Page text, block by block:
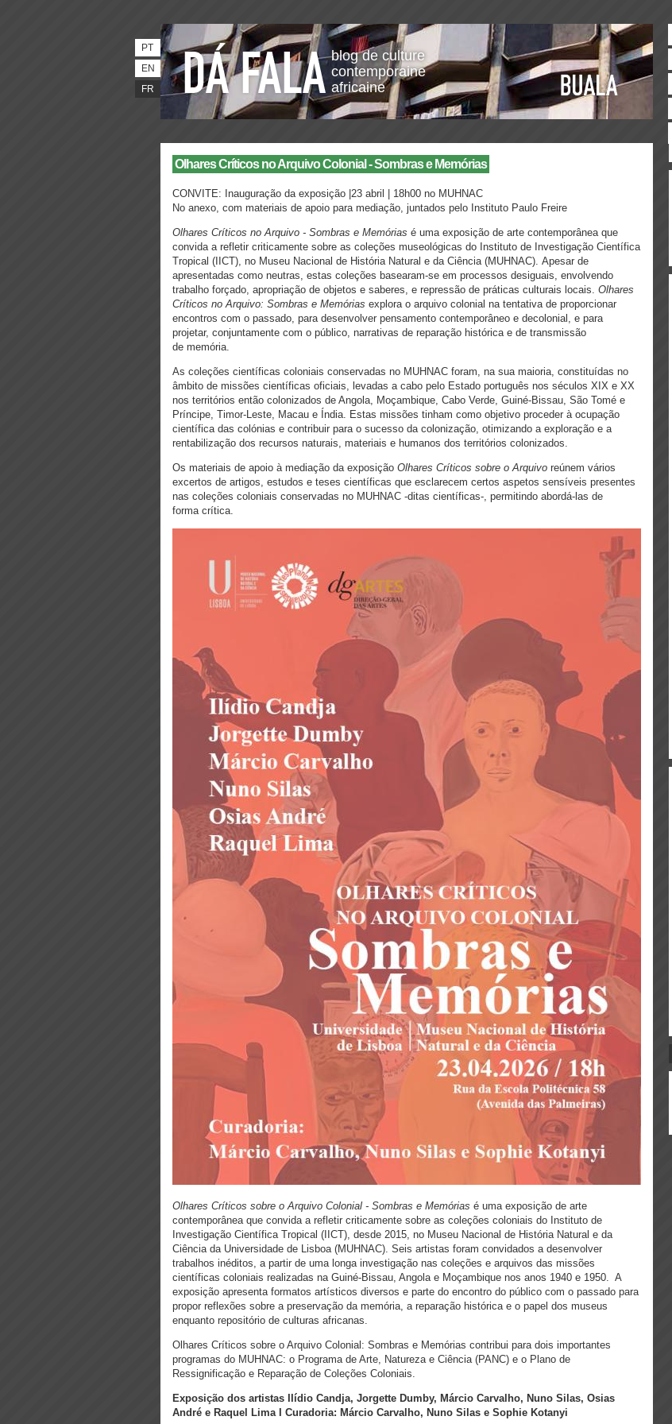
blog de culture
contemporaine
africaine
PT
EN
FR
Olhares Críticos no Arquivo Colonial - Sombras e Memórias
CONVITE: Inauguração da exposição |23 abril | 18h00 no MUHNAC
No anexo, com materiais de apoio para mediação, juntados pelo Instituto Paulo Freire
Olhares Críticos no Arquivo - Sombras e Memórias é uma exposição de arte contemporânea que
convida a refletir criticamente sobre as coleções museológicas do Instituto de Investigação Científica
Tropical (IICT), no Museu Nacional de História Natural e da Ciência (MUHNAC). Apesar de
apresentadas como neutras, estas coleções basearam-se em processos desiguais, envolvendo
trabalho forçado, apropriação de objetos e saberes, e repressão de práticas culturais locais. Olhares
Críticos no Arquivo: Sombras e Memórias explora o arquivo colonial na tentativa de proporcionar
encontros com o passado, para desenvolver pensamento contemporâneo e decolonial, e para
projetar, conjuntamente com o público, narrativas de reparação histórica e de transmissão
de memória.
As coleções científicas coloniais conservadas no MUHNAC foram, na sua maioria, constituídas no
âmbito de missões científicas oficiais, levadas a cabo pelo Estado português nos séculos XIX e XX
nos territórios então colonizados de Angola, Moçambique, Cabo Verde, Guiné-Bissau, São Tomé e
Príncipe, Timor-Leste, Macau e Índia. Estas missões tinham como objetivo proceder à ocupação
científica das colónias e contribuir para o sucesso da colonização, otimizando a exploração e a
rentabilização dos recursos naturais, materiais e humanos dos territórios colonizados.
Os materiais de apoio à mediação da exposição Olhares Críticos sobre o Arquivo reúnem vários
excertos de artigos, estudos e teses científicas que esclarecem certos aspetos sensíveis presentes
nas coleções coloniais conservadas no MUHNAC -ditas científicas-, permitindo abordá-las de
forma crítica.
Olhares Críticos sobre o Arquivo Colonial - Sombras e Memórias é uma exposição de arte
contemporânea que convida a refletir criticamente sobre as coleções coloniais do Instituto de
Investigação Científica Tropical (IICT), desde 2015, no Museu Nacional de História Natural e da
Ciência da Universidade de Lisboa (MUHNAC). Seis artistas foram convidados a desenvolver
trabalhos inéditos, a partir de uma longa investigação nas coleções e arquivos das missões
científicas coloniais realizadas na Guiné-Bissau, Angola e Moçambique nos anos 1940 e 1950. A
exposição apresenta formatos artísticos diversos e parte do encontro do público com o passado para
propor reflexões sobre a preservação da memória, a reparação histórica e o papel dos museus
enquanto repositório de culturas africanas.
Olhares Críticos sobre o Arquivo Colonial: Sombras e Memórias contribui para dois importantes
programas do MUHNAC: o Programa de Arte, Natureza e Ciência (PANC) e o Plano de
Ressignificação e Reparação de Coleções Coloniais.
Exposição dos artistas IIídio Candja, Jorgette Dumby, Márcio Carvalho, Nuno Silas, Osias
André e Raquel Lima I Curadoria: Márcio Carvalho, Nuno Silas e Sophie Kotanyi